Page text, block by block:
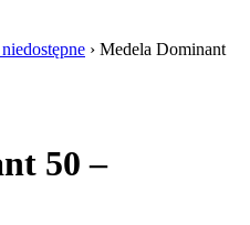
› Medela Dominant
50 –